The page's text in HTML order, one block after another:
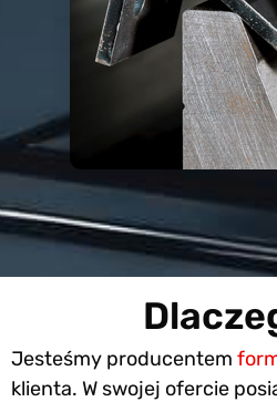
Jesteśmy producentem
klienta. W swojej ofercie